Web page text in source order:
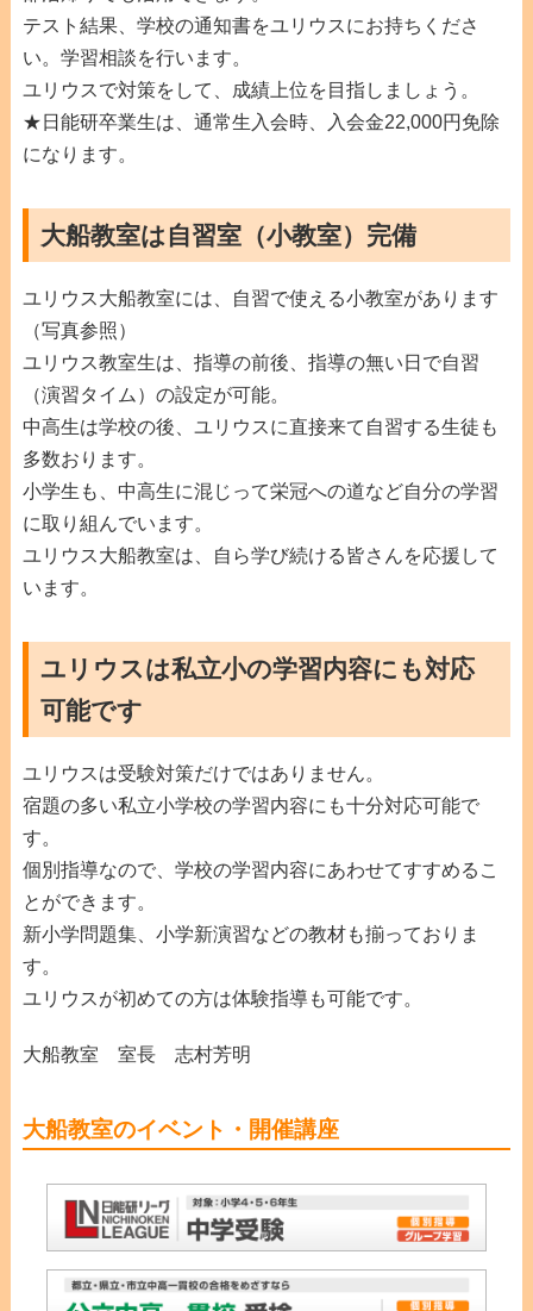
テスト結果、学校の通知書をユリウスにお持ちくださ
い。学習相談を行います。
ユリウスで対策をして、成績上位を目指しましょう。
★日能研卒業生は、通常生入会時、入会金22,000円免除
になります。
大船教室は自習室（小教室）完備
ユリウス大船教室には、自習で使える小教室があります
（写真参照）
ユリウス教室生は、指導の前後、指導の無い日で自習
（演習タイム）の設定が可能。
中高生は学校の後、ユリウスに直接来て自習する生徒も
多数おります。
小学生も、中高生に混じって栄冠への道など自分の学習
に取り組んでいます。
ユリウス大船教室は、自ら学び続ける皆さんを応援して
います。
ユリウスは私立小の学習内容にも対応
可能です
ユリウスは受験対策だけではありません。
宿題の多い私立小学校の学習内容にも十分対応可能で
す。
個別指導なので、学校の学習内容にあわせてすすめるこ
とができます。
新小学問題集、小学新演習などの教材も揃っておりま
す。
ユリウスが初めての方は体験指導も可能です。
大船教室 室長 志村芳明
大船教室のイベント・開催講座